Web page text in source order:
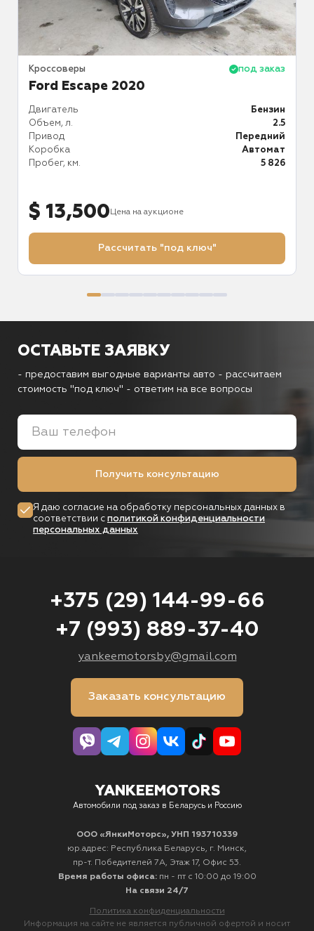
Кроссоверы под заказ
Ford Escape 2020
Двигатель
Бензин
Объем, л.
2.5
Привод
Передний
Коробка
Автомат
Пробег, км.
5 826
$ 13,500 Цена на аукционе
Рассчитать "под ключ"
ОСТАВЬТЕ ЗАЯВКУ
- предоставим выгодные варианты авто - рассчитаем
стоимость "под ключ" - ответим на все вопросы
Получить консультацию
Я даю согласие на обработку персональных данных в
соответствии с политикой конфиденциальности
персональных данных
+375 (29) 144-99-66
+7 (993) 889-37-40
yankeemotorsby@gmail.com
Заказать консультацию
YANKEEMOTORS
Автомобили под заказ в Беларусь и Россию
ООО «ЯнкиМоторс», УНП 193710339
юр.адрес: Республика Беларусь, г. Минск,
пр-т. Победителей 7А, Этаж 17, Офис 53.
Время работы офиса: пн - пт с 10:00 до 19:00
На связи 24/7
Политика конфиденциальности
Информация на сайте не является публичной офертой и носит